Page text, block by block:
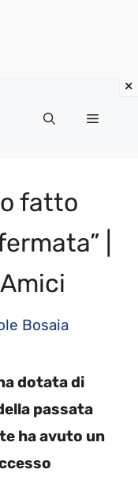
Menu
fatto
|
Bosaia
dotata di
passata
ha avuto un